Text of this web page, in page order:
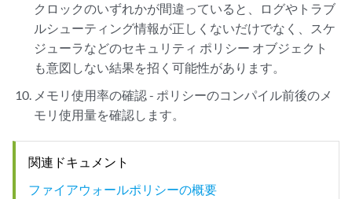
クロックのいずれかが間違っていると、ログやトラブ
ルシューティング情報が正しくないだけでなく、スケ
ジューラなどのセキュリティ ポリシー オブジェクト
も意図しない結果を招く可能性があります。
メモリ使用率の確認 - ポリシーのコンパイル前後のメ
モリ使用量を確認します。
関連ドキュメント
ファイアウォールポリシーの概要